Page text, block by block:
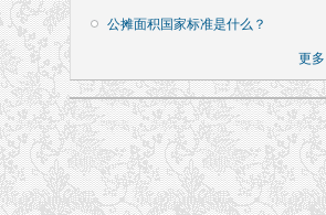
公摊面积国家标准是什么？
更多